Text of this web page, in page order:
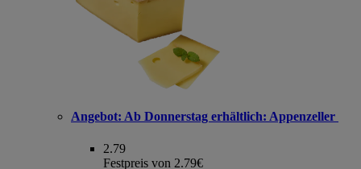
Angebot: Ab Donnerstag erhältlich: Appenzeller
2.79
Festpreis von 2.79€